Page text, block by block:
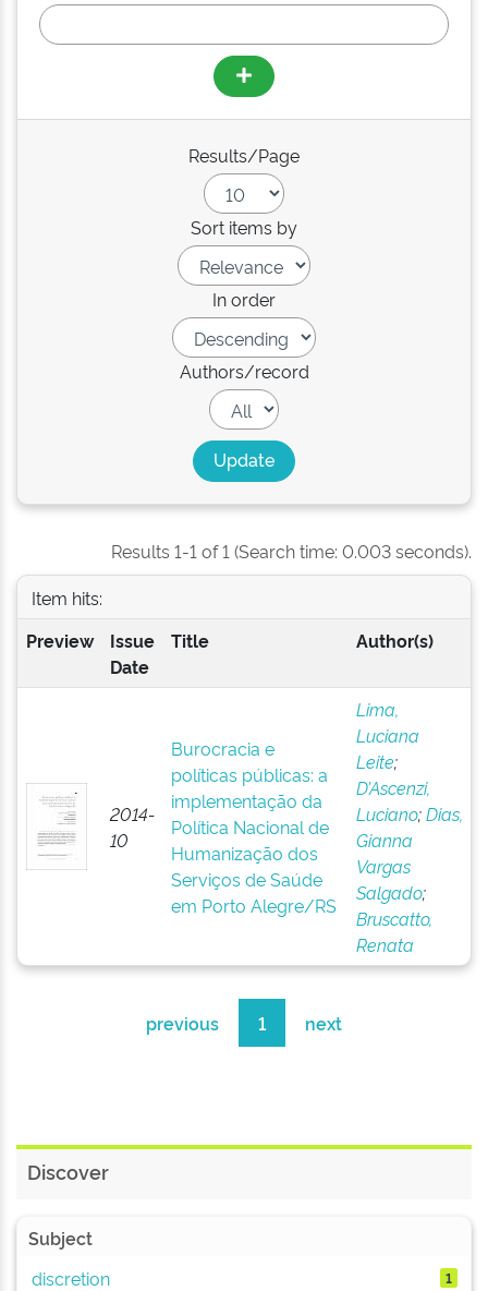
Results/Page
Sort items by
In order
Authors/record
Results 1-1 of 1 (Search time: 0.003 seconds).
Item hits:
Preview
Issue
Date
Title Author(s)
2014-
10
Burocracia e
políticas públicas: a
implementação da
Política Nacional de
Humanização dos
Serviços de Saúde
em Porto Alegre/RS
Lima,
Luciana
Leite;
D’Ascenzi,
Luciano;Dias,
Gianna
Vargas
Salgado;
Bruscatto,
Renata
previous 1 next
Discover
Subject
discretion
1